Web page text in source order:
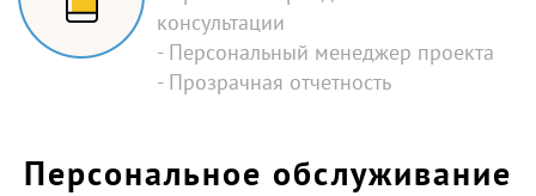
консультации
- Персональный менеджер проекта
- Прозрачная отчетность
Персональное обслуживание